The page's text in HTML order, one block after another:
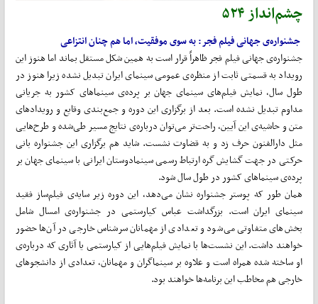
چشم‌انداز ۵۲۴
جشنواره‌یجهانیفیلمفجر:بهسویموفقیت،اماهم چنانانتزاعی
جشنواره‌ی جهانی فیلم فجر ظاهراً قرار است به همین شکل مستقل بماند اما هنوز این
رویداد به قسمتی ثابت از منظره‌ی عمومی سینمای ایران تبدیل نشده زیرا هنوز در
طول سال، نمایش فیلم‌های سینمای جهان بر پرده‌ی سینماهای کشور به جریانی
مداوم تبدیل نشده است. بعد از برگزاری این دوره و جمع‌بندی وقایع و رویدادهای
متن و حاشیه‌ی این آیین، راحت‌تر می‌توان درباره‌ی نتایج مسیر طی‌شده و طرح‌هایی
مثل دارالفنون حرف زد و به قضاوت نشست. شاید هم برگزاری این جشنواره بانی
حرکتی در جهت گشایش گره ارتباط رسمی سینمادوستان ایرانی با سینمای جهان بر
پرده‌ی سینماهای کشور در طول سال شود.
همان طور که پوستر جشنواره نشان می‌دهد، این دوره زیر سایه‌ی فیلم‌ساز فقید
سینمای ایران است. بزرگداشت عباس کیارستمی در جشنواره‌ی امسال شامل
بخش‌های متفاوتی می‌شود و تعدادی از مهمانان سرشناس خارجی در آن‌ها حضور
خواهند داشت. این نشست‌ها با نمایش فیلم‌هایی از کیارستمی یا آثاری که درباره‌ی
او ساخته شده همراه است و علاوه بر سینماگران و مهمانان، تعدادی از دانشجوهای
خارجی هم مخاطب این برنامه‌ها خواهند بود.